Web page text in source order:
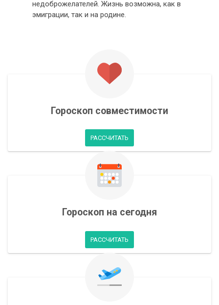
недоброжелателей. Жизнь возможна, как в
эмиграции, так и на родине.
Гороскоп совместимости
РАССЧИТАТЬ
Гороскоп на сегодня
РАССЧИТАТЬ